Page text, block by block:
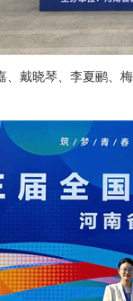
晓琴、李夏鹂、梅